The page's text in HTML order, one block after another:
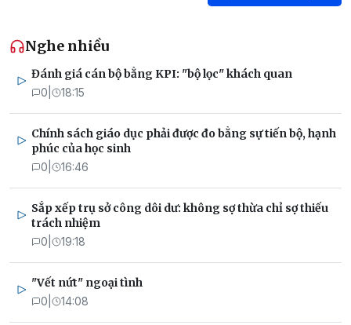
Nghe nhiều
Đánh giá cán bộ bằng KPI: "bộ lọc" khách quan
0 18:15
Chính sách giáo dục phải được đo bằng sự tiến bộ, hạnh
phúc của học sinh
0 16:46
Sắp xếp trụ sở công dôi dư: không sợ thừa chỉ sợ thiếu
trách nhiệm
0 19:18
"Vết nứt" ngoại tình
0 14:08